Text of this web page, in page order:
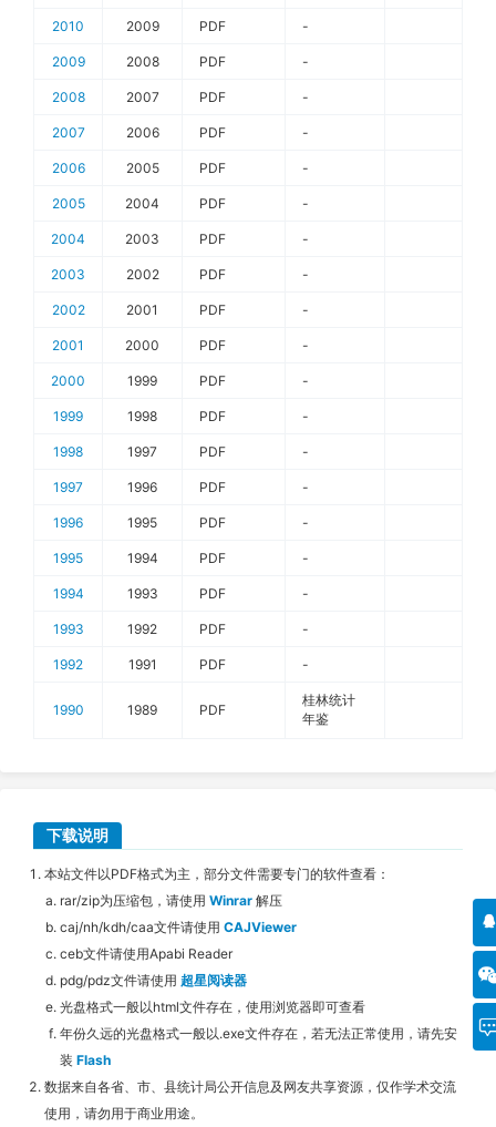
2010 2009 PDF -
2009 2008 PDF -
2008 2007 PDF -
2007 2006 PDF -
2006 2005 PDF -
2005 2004 PDF -
2004 2003 PDF -
2003 2002 PDF -
2002 2001 PDF -
2001 2000 PDF -
2000 1999 PDF -
1999 1998 PDF -
1998 1997 PDF -
1997 1996 PDF -
1996 1995 PDF -
1995 1994 PDF -
1994 1993 PDF -
1993 1992 PDF -
1992 1991 PDF -
1990 1989 PDF
桂林统计
年鉴
下载说明
本站文件以PDF格式为主，部分文件需要专门的软件查看：
rar/zip为压缩包，请使用 Winrar 解压
caj/nh/kdh/caa文件请使用 CAJViewer
ceb文件请使用Apabi Reader
pdg/pdz文件请使用 超星阅读器
光盘格式一般以html文件存在，使用浏览器即可查看
年份久远的光盘格式一般以.exe文件存在，若无法正常使用，请先安
装 Flash
数据来自各省、市、县统计局公开信息及网友共享资源，仅作学术交流
使用，请勿用于商业用途。